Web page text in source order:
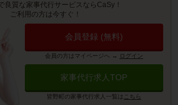
良質な家事代行サービスならCaSy！
ご利用の方は今すぐ！
会員登録 (無料)
会員の方はマイページへ → ログイン
家事代行求人TOP
皆野町の家事代行求人一覧は こちら